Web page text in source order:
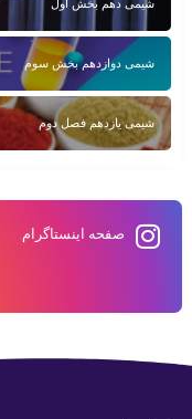
شیمی دهم بخش اول
شیمی دوازدهم بخش سوم
شیمی یازدهم فصل دوم
صفحه اینستاگرام